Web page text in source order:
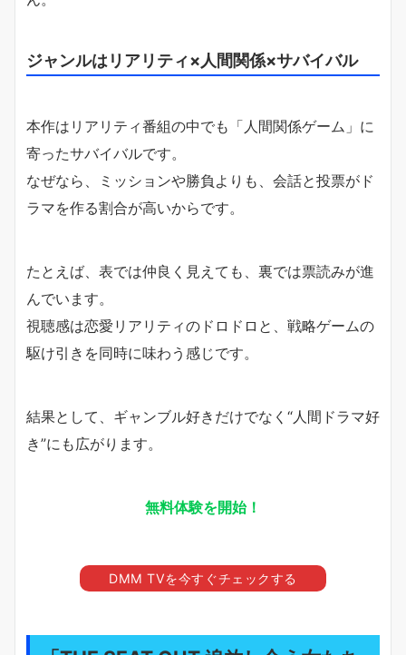
ジャンルはリアリティ×人間関係×サバイバル
本作はリアリティ番組の中でも「人間関係ゲーム」に
寄ったサバイバルです。
なぜなら、ミッションや勝負よりも、会話と投票がド
ラマを作る割合が高いからです。
たとえば、表では仲良く見えても、裏では票読みが進
んでいます。
視聴感は恋愛リアリティのドロドロと、戦略ゲームの
駆け引きを同時に味わう感じです。
結果として、ギャンブル好きだけでなく“人間ドラマ好
き”にも広がります。
無料体験を開始！
DMM TVを今すぐチェックする